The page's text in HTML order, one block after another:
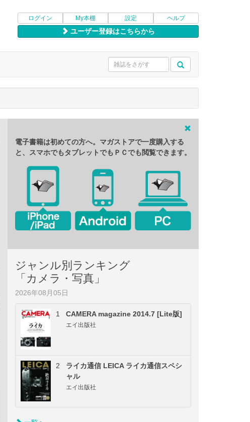
ログイン My本棚 設定 ヘルプ
ユーザー登録はこちらから
電子書籍は初めての方へ。マガストアで一度購入する
と、スマホでもタブレットでもＰＣでも閲覧できます。
ジャンル別ランキング
「カメラ・写真」
2026年08月05日
1 CAMERA magazine 2014.7 [Lite版]
エイ出版社
2
ライカ通信 LEICA ライカ通信スペシ
ャル
エイ出版社